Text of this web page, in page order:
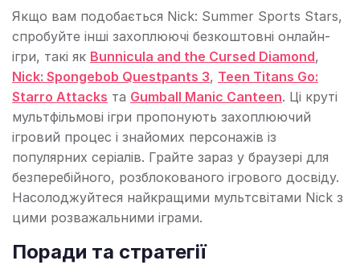
Якщо вам подобається Nick: Summer Sports Stars,
спробуйте інші захоплюючі безкоштовні онлайн-
ігри, такі як Bunnicula and the Cursed Diamond,
Nick: Spongebob Questpants 3, Teen Titans Go:
Starro Attacks та Gumball Manic Canteen. Ці круті
мультфільмові ігри пропонують захоплюючий
ігровий процес і знайомих персонажів із
популярних серіалів. Грайте зараз у браузері для
безперебійного, розблокованого ігрового досвіду.
Насолоджуйтеся найкращими мультсвітами Nick з
цими розважальними іграми.
Поради та стратегії